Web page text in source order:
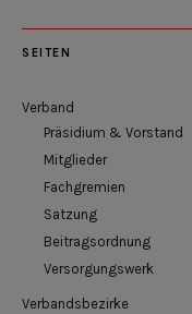
SEITEN
Verband
Präsidium & Vorstand
Mitglieder
Fachgremien
Satzung
Beitragsordnung
Versorgungswerk
Verbandsbezirke